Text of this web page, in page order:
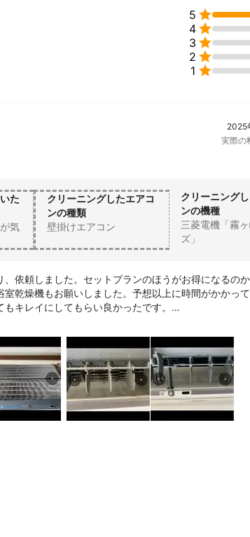
5 
4 
3 
2 
1 
2025
実際の
た
気
クリーニングしたエアコ
ンの種類
壁掛けエアコン
クリーニング
ンの機種
三菱電機「霧
ズ」
、依頼しました。セットプランのほうがお得になるの
室乾燥機もお願いしました。予想以上に時間がかかっ
キレイにしてもらい良かったです。